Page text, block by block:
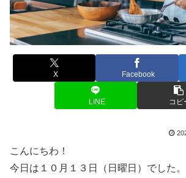
X Facebook
LINE コピ
こんにちわ！
今日は１０月１３日（日曜日）でした。